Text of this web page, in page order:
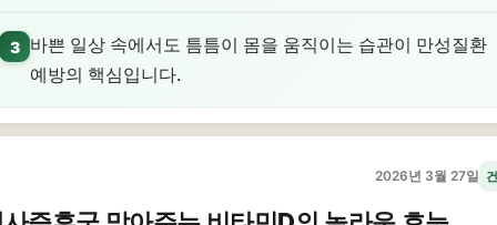
3
바쁜 일상 속에서도 틈틈이 몸을 움직이는 습관이 만성질환
예방의 핵심입니다.
2026년 3월 27일